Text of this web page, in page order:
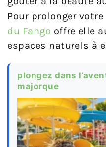
Pour prolonger
du Fango offre elle
espaces naturels à
plongez dans
majorque